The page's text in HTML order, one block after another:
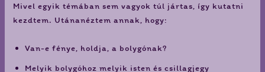
Mivel egyik témában sem vagyok túl jártas, így kutatni
kezdtem. Utánanéztem annak, hogy:
Van-e fénye, holdja, a bolygónak?
Melyik bolygóhoz melyik isten és csillagjegy